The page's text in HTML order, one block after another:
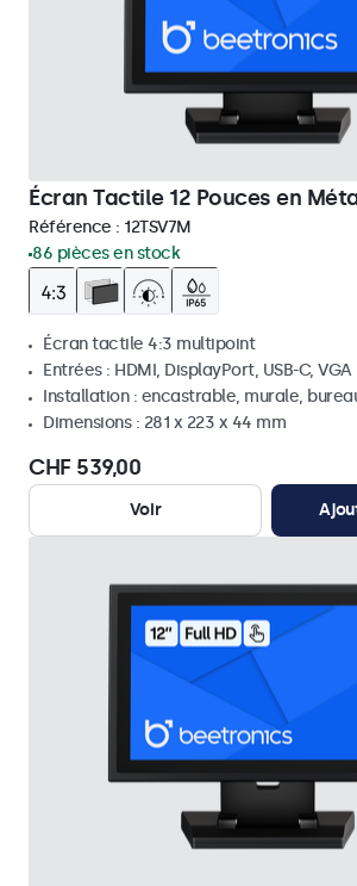
Écran Tactile 12 Pouces en
Référence : 12TSV7M
86 pièces en stock
Écran tactile 4:3 multipoint
Entrées : HDMI, DisplayPort, USB-C, VGA
Installation : encastrable, murale,
Dimensions : 281 x 223 x 44 mm
CHF 539,00
Voir